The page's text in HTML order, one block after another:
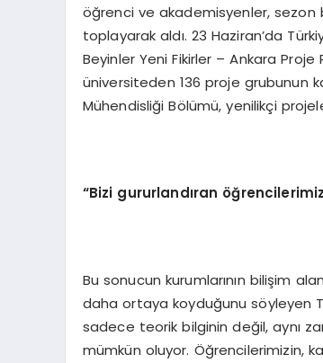
öğrenci ve akademisyenler, sezon
toplayarak aldı. 23 Haziran’da
Beyinler Yeni Fikirler – Ankara Proje
üniversiteden 136 proje grubunun
Mühendisliği Bölümü, yenilikçi
“Bizi gururlandıran
Bu sonucun kurumlarının bilişim
daha ortaya koyduğunu söyleyen
sadece teorik bilginin değil, aynı
mümkün oluyor. Öğrencilerimizin,